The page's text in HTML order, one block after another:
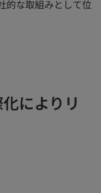
的な取組みとして位
によりリ